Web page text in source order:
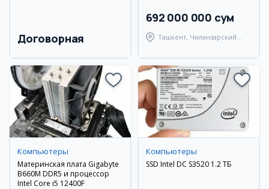
Договорная
692 000 000 сум
Ташкент, Чиланзарский
Компьютеры
Материнская плата Gigabyte
B660M DDR5 и процессор
Intel Core i5 12400F
Компьютеры
SSD Intel DC S3520 1.2 ТБ